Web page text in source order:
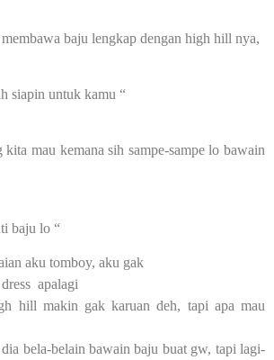
baju lengkap dengan high hill nya,
siapin untuk kamu “
kita mau kemana sih sampe-sampe lo bawain
baju lo “
aku tomboy, aku gak
apalagi
hill makin gak karuan deh, tapi apa mau
bela-belain bawain baju buat gw, tapi lagi-